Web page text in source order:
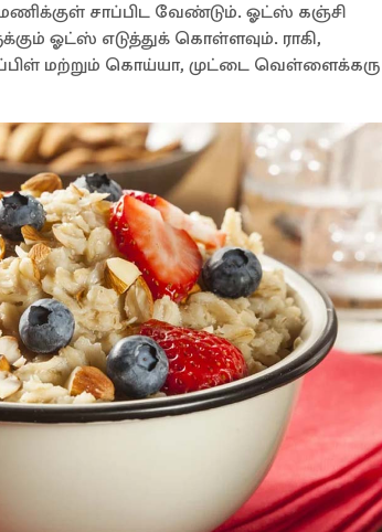
மணிக்குள் சாப்பிட வேண்டும். ஓட்ஸ் கஞ்சி
ஓட்ஸ் எடுத்துக் கொள்ளவும். ராகி,
மற்றும் கொய்யா, முட்டை வெள்ளைக்கரு